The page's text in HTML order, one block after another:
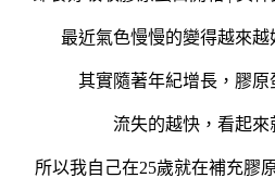
最近氣色慢慢的變得越來
其實隨著年紀增長，膠
流失的越快，看起來
所以我自己在25歲就在補充膠